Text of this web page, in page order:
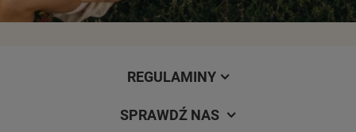
REGULAMINY
SPRAWDŹ NAS